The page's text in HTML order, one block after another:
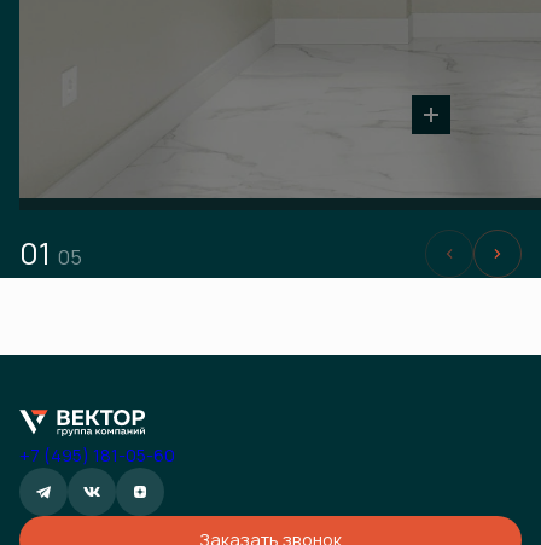
01 05
+7 (495) 181-05-60
Заказать звонок